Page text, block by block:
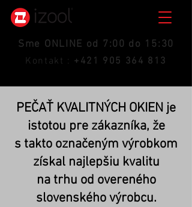
Sme ONLINE od 7:00 do 15:30
Kontakt : +421 905 364 813
PEČAŤ KVALITNÝCH OKIEN je
istotou pre zákazníka, že
s takto označeným výrobkom
získal najlepšiu kvalitu
na trhu od overeného
slovenského výrobcu.